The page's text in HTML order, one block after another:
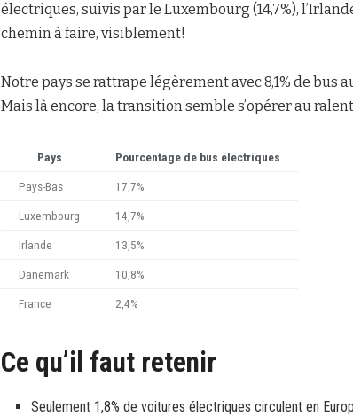
électriques, suivis par le Luxembourg (14,7%),
chemin à faire, visiblement!
Notre pays se rattrape légèrement avec 8,1% de bus
Mais là encore, la transition semble s’opérer au
Pays Pourcentage de bus électriques
Pays-Bas 17,7%
Luxembourg 14,7%
Irlande 13,5%
Danemark 10,8%
France 2,4%
Ce qu’il faut retenir
Seulement 1,8% de voitures électriques circulent en